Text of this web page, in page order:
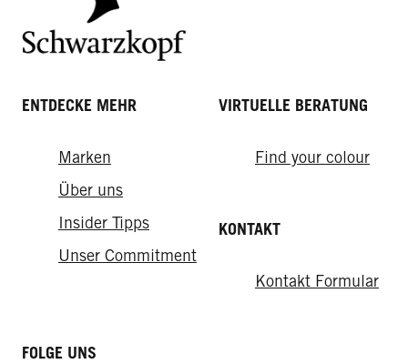
ENTDECKE MEHR
Marken
Über uns
Insider Tipps
Unser Commitment
VIRTUELLE BERATUNG
Find your colour
KONTAKT
Kontakt Formular
FOLGE UNS